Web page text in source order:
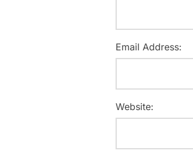
Email Address:
Website: